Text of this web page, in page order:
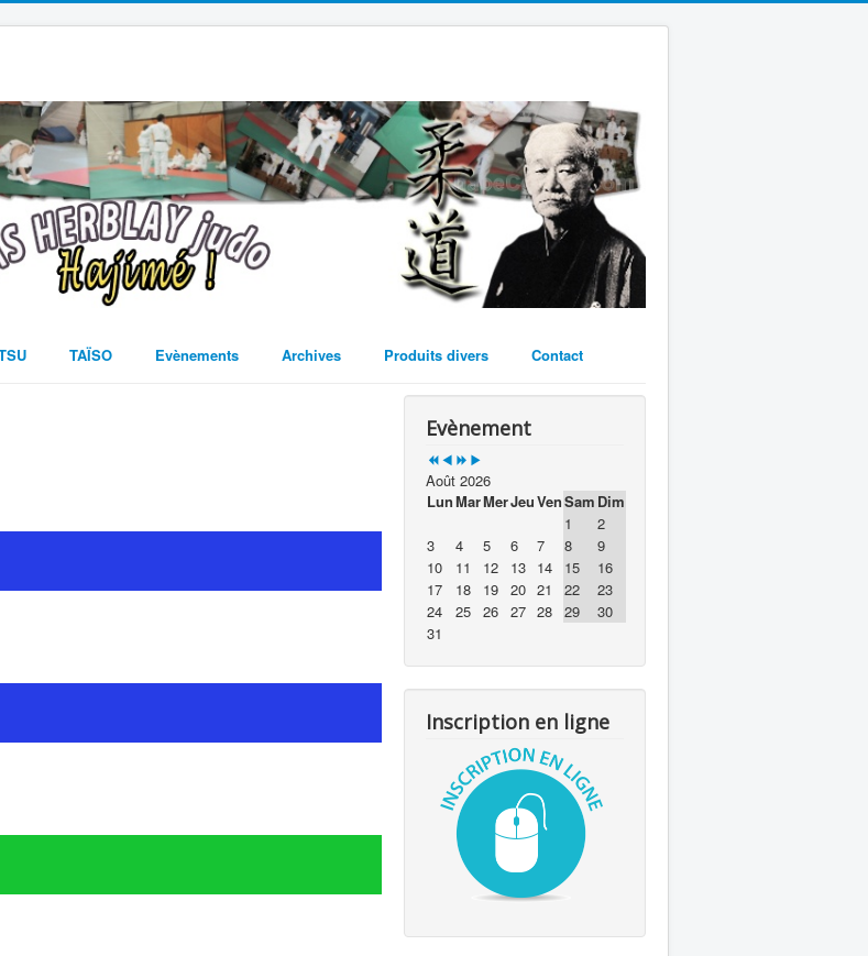
TAÏSO Evènements Archives Produits divers Contact
Evènement
Août 2026
LunMarMerJeuVenSam Dim
1
2
3
4 5 6 7 8
9
10
11 12 13 14 15
16
17
18 19 20 21 22
23
24
25 26 27 28 29
30
31
Inscription en ligne